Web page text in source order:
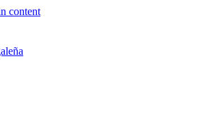
content